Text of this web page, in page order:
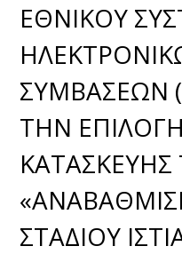
ΕΘΝΙΚΟΥ
ΣΥΜΒΑΣΕΩΝ
ΤΗΝ
ΣΤΑΔΙΟΥ